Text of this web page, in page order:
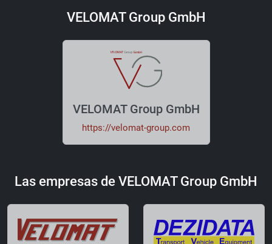
VELOMAT Group GmbH
VELOMAT Group GmbH
https://velomat-group.com
Las empresas de VELOMAT Group GmbH